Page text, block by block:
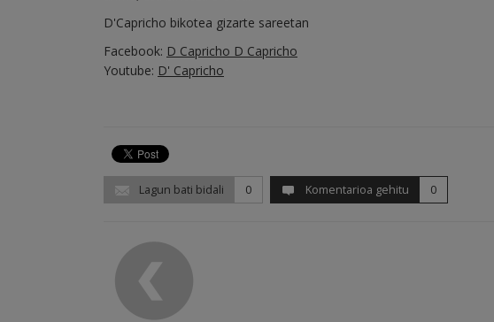
D'Capricho bikotea gizarte sareetan
Facebook: D Capricho D Capricho
Youtube: D' Capricho
Lagun bati bidali 0 Komentarioa gehitu 0